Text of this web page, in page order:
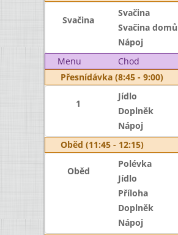
Svačina
Svačina
Svačina domů
Nápoj
Menu
Chod
Přesnídávka (8:45 - 9:00)
1
Jídlo
Doplněk
Nápoj
Oběd (11:45 - 12:15)
Oběd
Polévka
Jídlo
Příloha
Doplněk
Nápoj